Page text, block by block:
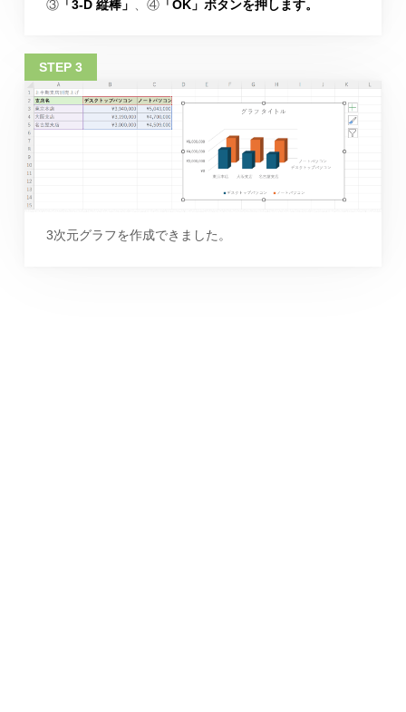
③「3-D 縦棒」 、④「OK」ボタンを押します。
3次元グラフを作成できました。